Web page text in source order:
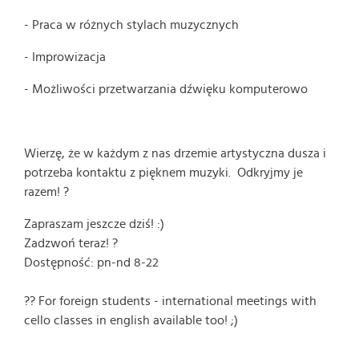
- Praca w różnych stylach muzycznych
- Improwizacja
- Możliwości przetwarzania dźwięku komputerowo
Wierzę, że w każdym z nas drzemie artystyczna dusza i
potrzeba kontaktu z pięknem muzyki. Odkryjmy je
razem! ?
Zapraszam jeszcze dziś! :)
Zadzwoń teraz! ?
Dostępność: pn-nd 8-22
?? For foreign students - international meetings with
cello classes in english available too! ;)